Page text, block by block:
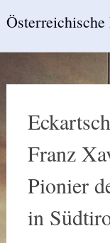
to
Franz
Pionier
in